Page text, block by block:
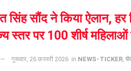
सिंह सौंद ने किया ऐलान, हर
स्तर पर 100 शीर्ष
गुरूवार, 26 फ़रवरी 2026 in NEWS-TICKER,